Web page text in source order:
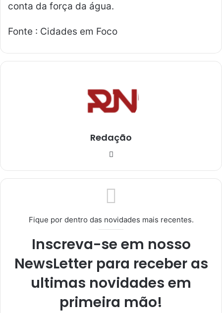
conta da força da água.
Fonte : Cidades em Foco
Redação
ra
Fique por dentro das novidades mais recentes.
Inscreva-se em nosso
NewsLetter para receber as
ultimas novidades em
primeira mão!